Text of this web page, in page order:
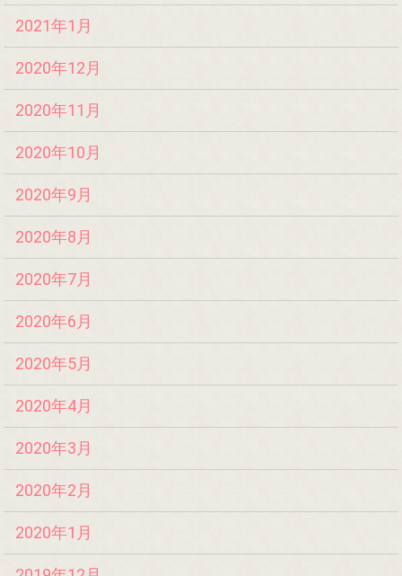
2021年1月
2020年12月
2020年11月
2020年10月
2020年9月
2020年8月
2020年7月
2020年6月
2020年5月
2020年4月
2020年3月
2020年2月
2020年1月